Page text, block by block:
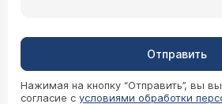
Отправить
Нажимая на кнопку “Отправить”, вы
согласие с условиями обработки